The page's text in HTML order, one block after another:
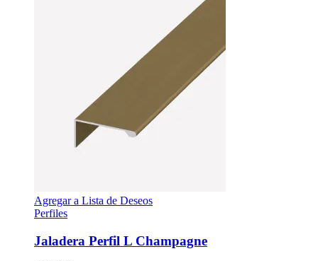
Agregar a Lista de Deseos
Perfiles
Jaladera Perfil L Champagne